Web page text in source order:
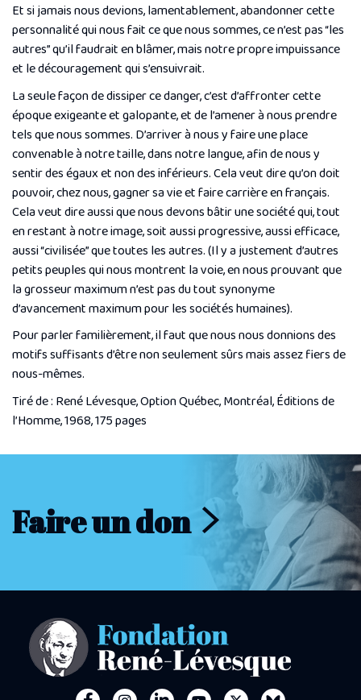
Et si jamais nous devions, lamentablement, abandonner cette
personnalité qui nous fait ce que nous sommes, ce n’est pas “les
autres” qu’il faudrait en blâmer, mais notre propre impuissance
et le découragement qui s’ensuivrait.
La seule façon de dissiper ce danger, c’est d’affronter cette
époque exigeante et galopante, et de l’amener à nous prendre
tels que nous sommes. D’arriver à nous y faire une place
convenable à notre taille, dans notre langue, afin de nous y
sentir des égaux et non des inférieurs. Cela veut dire qu’on doit
pouvoir, chez nous, gagner sa vie et faire carrière en français.
Cela veut dire aussi que nous devons bâtir une société qui, tout
en restant à notre image, soit aussi progressive, aussi efficace,
aussi “civilisée” que toutes les autres. (Il y a justement d’autres
petits peuples qui nous montrent la voie, en nous prouvant que
la grosseur maximum n’est pas du tout synonyme
d’avancement maximum pour les sociétés humaines).
Pour parler familièrement, il faut que nous nous donnions des
motifs suffisants d’être non seulement sûrs mais assez fiers de
nous-mêmes.
Tiré de : René Lévesque,Option Québec, Montréal, Éditions de
l’Homme, 1968, 175 pages
Faire un don